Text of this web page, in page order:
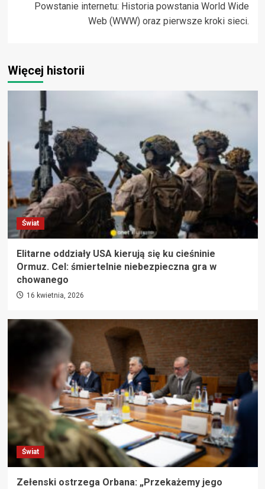
Powstanie internetu: Historia powstania World Wide
Web (WWW) oraz pierwsze kroki sieci.
Więcej historii
Świat
Elitarne oddziały USA kierują się ku cieśninie
Ormuz. Cel: śmiertelnie niebezpieczna gra w
chowanego
16 kwietnia, 2026
Świat
Zełenski ostrzega Orbana: „Przekażemy jego